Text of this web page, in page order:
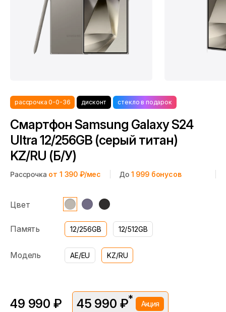
рассрочка 0-0-36 дисконт стекло в подарок
Смартфон Samsung Galaxy S24
Ultra 12/256GB (серый титан)
KZ/RU (Б/У)
Рассрочка от 1 390 ₽/мес До 1 999бонусов
Цвет
Память 12/256GB 12/512GB
Модель AE/EU KZ/RU
49 990 ₽ 45 990 ₽* Акция